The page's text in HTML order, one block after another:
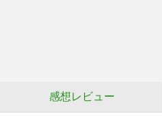
感想レビュー